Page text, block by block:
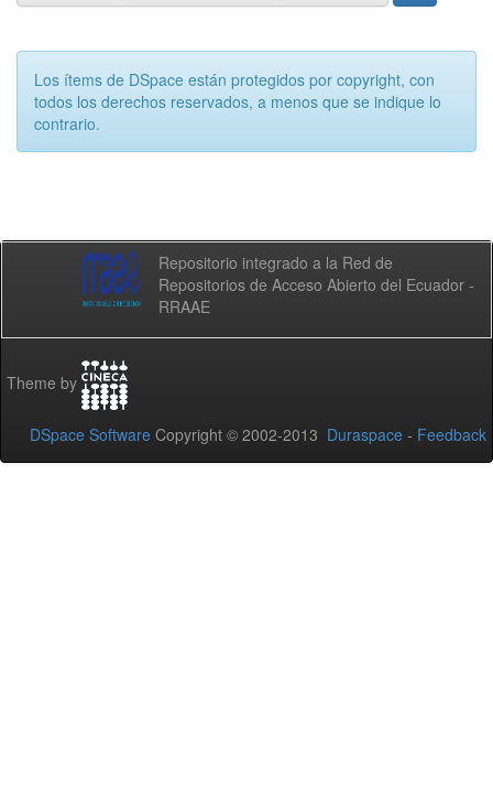
Los ítems de DSpace están protegidos por copyright, con
todos los derechos reservados, a menos que se indique lo
contrario.
Repositorio integrado a la Red de
Repositorios de Acceso Abierto del Ecuador -
RRAAE
Theme by
DSpace Software Copyright © 2002-2013 Duraspace - Feedback